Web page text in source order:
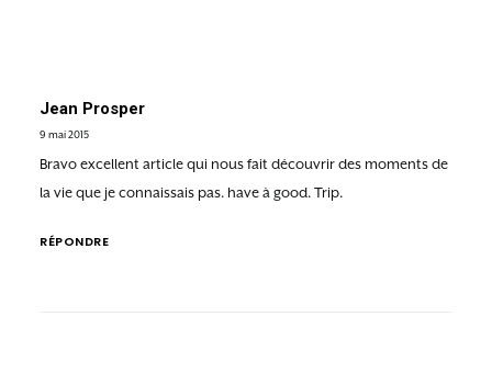
Jean Prosper
9 mai 2015
Bravo excellent article qui nous fait découvrir des moments de
la vie que je connaissais pas. have à good. Trip.
RÉPONDRE